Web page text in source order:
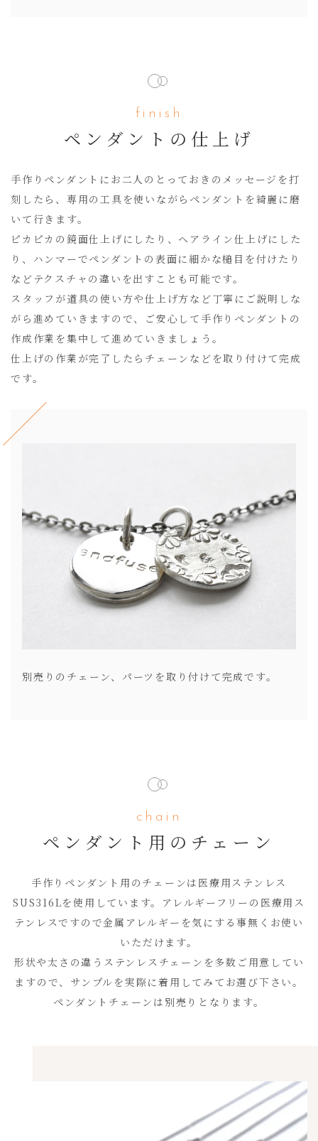
finish
ペンダントの仕上げ
手作りペンダントにお二人のとっておきのメッセージを打
刻したら、専用の工具を使いながらペンダントを綺麗に磨
いて行きます。
ピカピカの鏡面仕上げにしたり、ヘアライン仕上げにした
り、ハンマーでペンダントの表面に細かな槌目を付けたり
などテクスチャの違いを出すことも可能です。
スタッフが道具の使い方や仕上げ方など丁寧にご説明しな
がら進めていきますので、ご安心して手作りペンダントの
作成作業を集中して進めていきましょう。
仕上げの作業が完了したらチェーンなどを取り付けて完成
です。
別売りのチェーン、パーツを取り付けて完成です。
chain
ペンダント用のチェーン
手作りペンダント用のチェーンは医療用ステンレス
SUS316Lを使用しています。アレルギーフリーの医療用ス
テンレスですので金属アレルギーを気にする事無くお使い
いただけます。
形状や太さの違うステンレスチェーンを多数ご用意してい
ますので、サンプルを実際に着用してみてお選び下さい。
ペンダントチェーンは別売りとなります。